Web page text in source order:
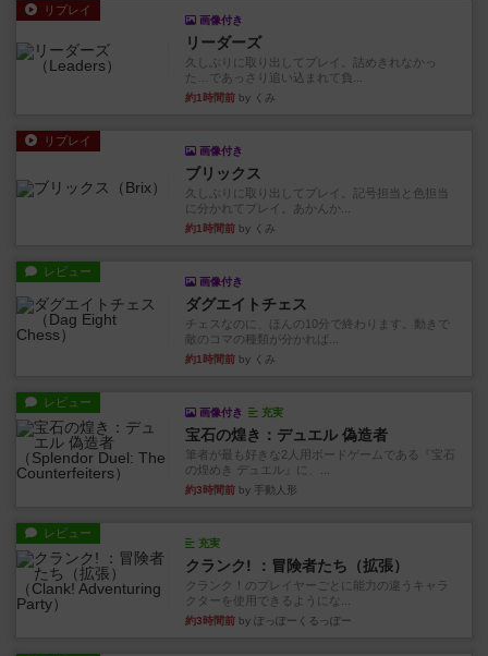
リプレイ
画像付き
リーダーズ
久しぶりに取り出してプレイ。詰めきれなかっ
た…であっさり追い込まれて負...
約1時間前 by くみ
リプレイ
画像付き
ブリックス
久しぶりに取り出してプレイ。記号担当と色担当
に分かれてプレイ。あかんか...
約1時間前 by くみ
レビュー
画像付き
ダグエイトチェス
チェスなのに、ほんの10分で終わります。動きで
敵のコマの種類が分かれば...
約1時間前 by くみ
レビュー
画像付き 充実
宝石の煌き：デュエル 偽造者
筆者が最も好きな2人用ボードゲームである『宝石
の煌めき デュエル』に、...
約3時間前 by 手動人形
レビュー
充実
クランク! ：冒険者たち（拡張）
クランク！のプレイヤーごとに能力の違うキャラ
クターを使用できるようにな...
約3時間前 by ぽっぽーくるっぽー